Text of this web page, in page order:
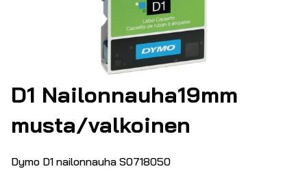
D1 Nailonnauha19mm
musta/valkoinen
Dymo D1 nailonnauha S0718050